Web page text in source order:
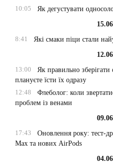
10:05
Як дегустувати
8:41
Які смаки піци стали
13:00
Як правильно
плануєте їсти їх одразу
12:48
Флеболог: коли
проблем із венами
17:43
Оновлення року: тест-
Max та нових AirPods